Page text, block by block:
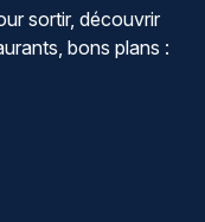
sortir, découvrir
bons plans :